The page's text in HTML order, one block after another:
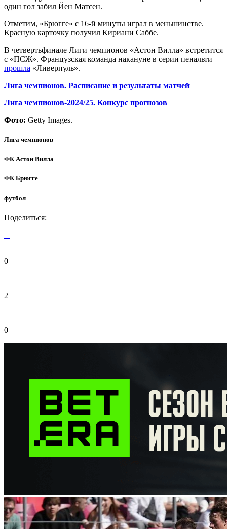
один гол забил Йен Матсен.
Отметим, «Брюгге» с 16-й минуты играл в меньшинстве.
Красную карточку получил Кириани Саббе.
В четвертьфинале Лиги чемпионов «Астон Вилла» встретится
с «ПСЖ». Французская команда накануне в серии пенальти
прошла «Ливерпуль».
Лига чемпионов. Расписание и результаты матчей
Лига чемпионов-2024/25. Конкурс прогнозов
Фото: Getty Images.
Лига чемпионов
ФК Астон Вилла
ФК Брюгге
футбол
Поделиться:
0
2
0